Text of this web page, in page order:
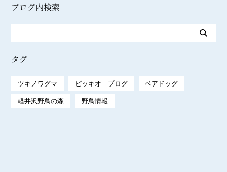
ブログ内検索
タグ
ツキノワグマ ピッキオ ブログ ベアドッグ
軽井沢野鳥の森 野鳥情報